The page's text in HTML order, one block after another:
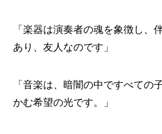
「楽器は演奏者の魂を象徴し、
あり、友人なのです」
「音楽は、暗闇の中ですべての
かむ希望の光です。」